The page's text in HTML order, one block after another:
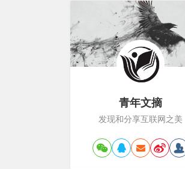
青年文摘
发现和分享互联网之美